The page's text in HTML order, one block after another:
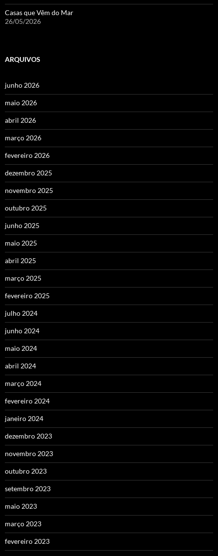
Casas que Vêm do Mar
26/05/2026
ARQUIVOS
junho 2026
maio 2026
abril 2026
março 2026
fevereiro 2026
dezembro 2025
novembro 2025
outubro 2025
junho 2025
maio 2025
abril 2025
março 2025
fevereiro 2025
julho 2024
junho 2024
maio 2024
abril 2024
março 2024
fevereiro 2024
janeiro 2024
dezembro 2023
novembro 2023
outubro 2023
setembro 2023
maio 2023
março 2023
fevereiro 2023